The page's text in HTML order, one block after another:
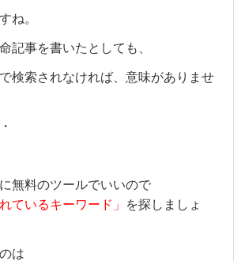
ね。
記事を書いたとしても、
検索されなければ、意味がありませ
無料のツールでいいので
ているキーワード」
を探しましょ
は